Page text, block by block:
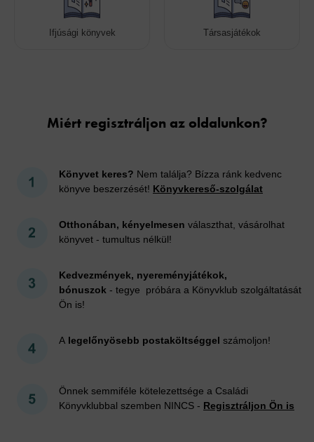
Ifjúsági könyvek Társasjátékok
Miért regisztráljon az oldalunkon?
Könyvet keres? Nem találja? Bízza ránk kedvenc
könyve beszerzését! Könyvkereső-szolgálat
Otthonában, kényelmesen választhat, vásárolhat
könyvet - tumultus nélkül!
Kedvezmények, nyereményjátékok,
bónuszok - tegye próbára a Könyvklub szolgáltatását
Ön is!
A legelőnyösebb postaköltséggel számoljon!
Önnek semmiféle kötelezettsége a Családi
Könyvklubbal szemben NINCS - Regisztráljon Ön is